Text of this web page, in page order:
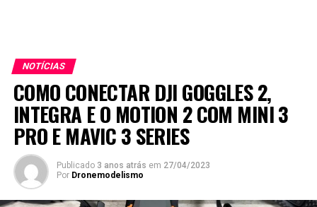
NOTÍCIAS
COMO CONECTAR DJI GOGGLES 2,
INTEGRA E O MOTION 2 COM MINI 3
PRO E MAVIC 3 SERIES
Publicado 3 anos atrás em 27/04/2023
Por Dronemodelismo